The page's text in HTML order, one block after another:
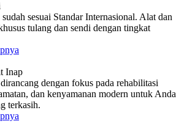
sesuai Standar Internasional. Alat dan
tulang dan sendi dengan tingkat
Inap
dengan fokus pada rehabilitasi
dan kenyamanan modern untuk Anda
terkasih.